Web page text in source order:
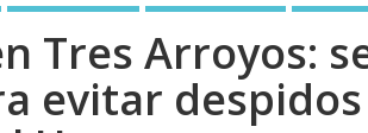
Tres Arroyos:
evitar